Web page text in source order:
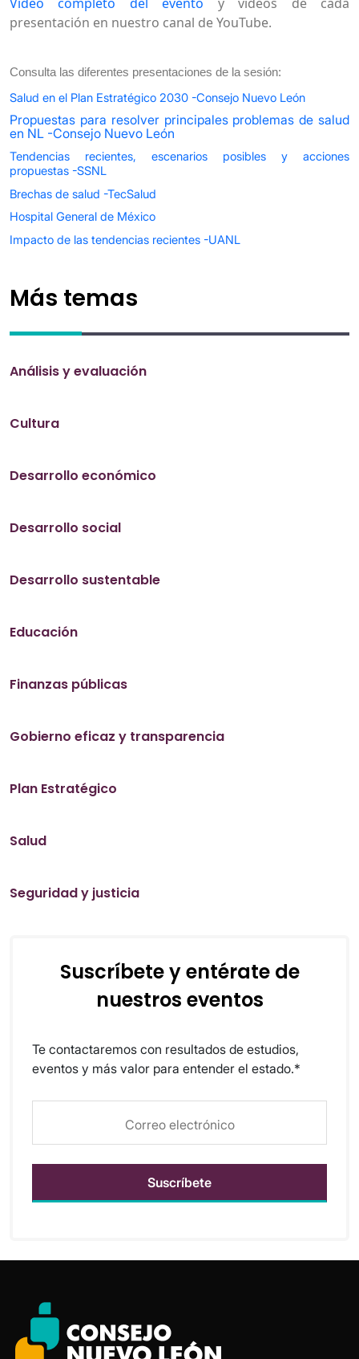
presentación en nuestro canal de YouTube.
Consulta las diferentes presentaciones de la sesión:
Salud en el Plan Estratégico 2030 -Consejo Nuevo León
Propuestas para resolver principales problemas de salud
en NL -Consejo Nuevo León
Tendencias recientes, escenarios posibles y acciones
propuestas -SSNL
Brechas de salud -TecSalud
Hospital General de México
Impacto de las tendencias recientes -UANL
Más temas
Análisis y evaluación
Cultura
Desarrollo económico
Desarrollo social
Desarrollo sustentable
Educación
Finanzas públicas
Gobierno eficaz y transparencia
Plan Estratégico
Salud
Seguridad y justicia
Suscríbete y entérate de
nuestros eventos
Te contactaremos con resultados de estudios,
eventos y más valor para entender el estado.*